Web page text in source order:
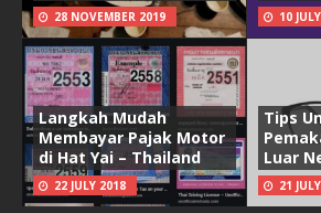
28 NOVEMBER 2019 10
Langkah Mudah
Membayar Pajak Motor
di Hat Yai – Thailand
22 JULY 2018
Tips
Luar
21